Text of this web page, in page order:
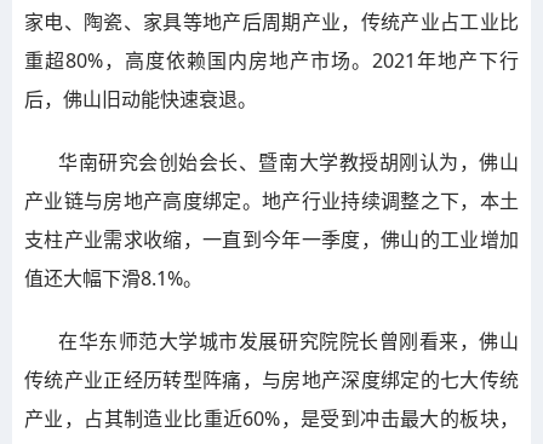
家电、陶瓷、家具等地产后周期产业，传统产业占工业比
重超80%，高度依赖国内房地产市场。2021年地产下行
后，佛山旧动能快速衰退。
华南研究会创始会长、暨南大学教授胡刚认为，佛山
产业链与房地产高度绑定。地产行业持续调整之下，本土
支柱产业需求收缩，一直到今年一季度，佛山的工业增加
值还大幅下滑8.1%。
在华东师范大学城市发展研究院院长曾刚看来，佛山
传统产业正经历转型阵痛，与房地产深度绑定的七大传统
产业，占其制造业比重近60%，是受到冲击最大的板块，